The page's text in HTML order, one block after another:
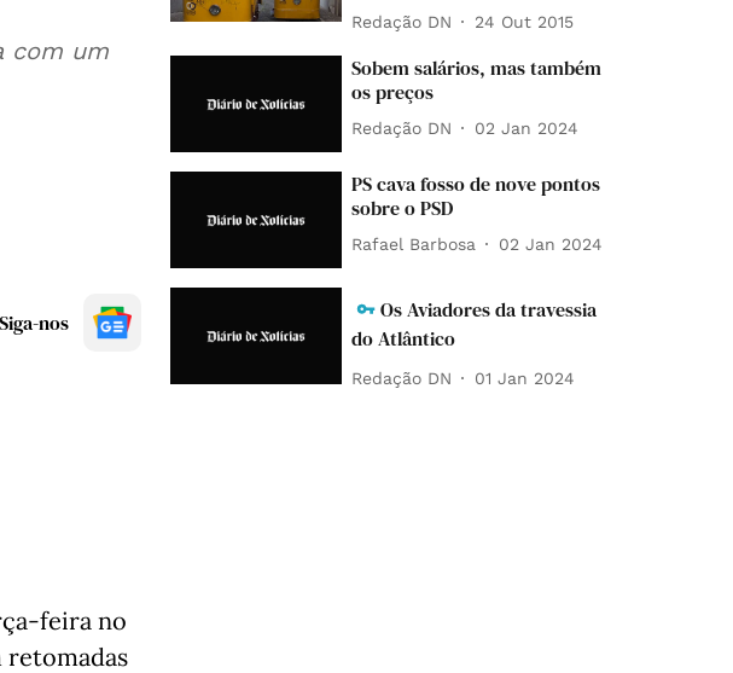
com um
Siga-nos
feira no
retomadas
Redação DN 24 Out 2015
Sobem salários, mas também
os preços
Redação DN 02 Jan 2024
PS cava fosso de nove pontos
sobre o PSD
Rafael Barbosa 02 Jan 2024
Os Aviadores da travessia
do Atlântico
Redação DN 01 Jan 2024